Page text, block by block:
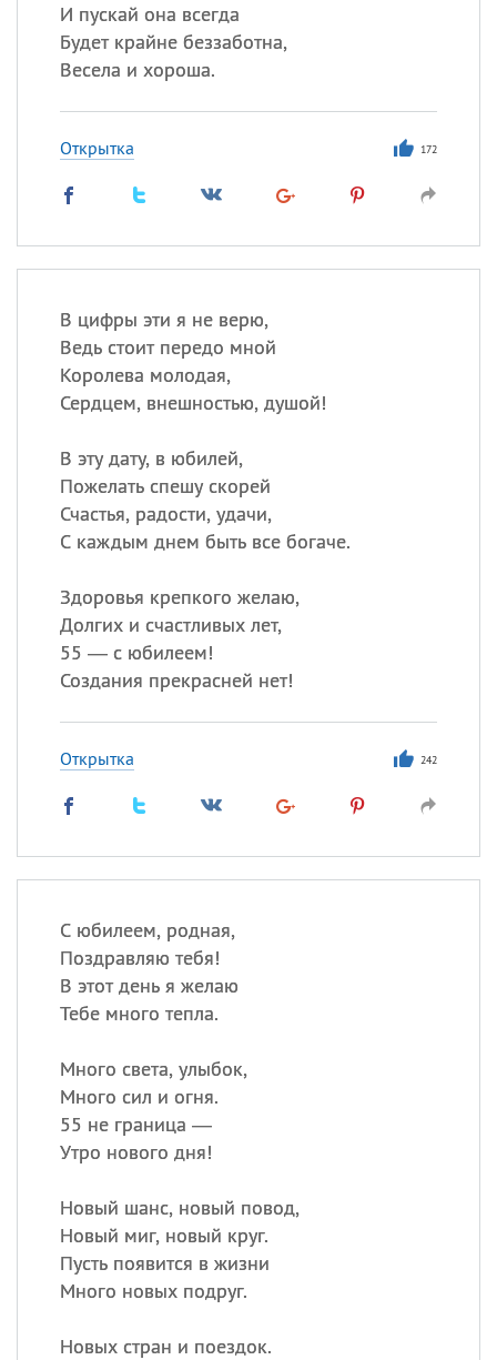
И пускай она всегда
Будет крайне беззаботна,
Весела и хороша.
Открытка 172
В цифры эти я не верю,
Ведь стоит передо мной
Королева молодая,
Сердцем, внешностью, душой!
В эту дату, в юбилей,
Пожелать спешу скорей
Счастья, радости, удачи,
С каждым днем быть все богаче.
Здоровья крепкого желаю,
Долгих и счастливых лет,
55 — с юбилеем!
Создания прекрасней нет!
Открытка 242
С юбилеем, родная,
Поздравляю тебя!
В этот день я желаю
Тебе много тепла.
Много света, улыбок,
Много сил и огня.
55 не граница —
Утро нового дня!
Новый шанс, новый повод,
Новый миг, новый круг.
Пусть появится в жизни
Много новых подруг.
Новых стран и поездок.